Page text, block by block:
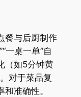
餐与后厨制作
一桌一单”自
（如5分钟黄
对于菜品复
准确性。